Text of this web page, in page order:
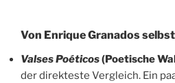
Von Enrique Granados selbst
Valses Poéticos(Poetische
der direkteste Vergleich. Ein